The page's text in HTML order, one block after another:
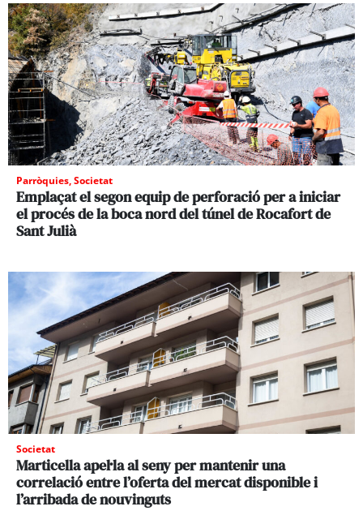
Parròquies,Societat
Emplaçat el segon equip de perforació per a iniciar
el procés de la boca nord del túnel de Rocafort de
Sant Julià
Societat
Marticella apel·la al seny per mantenir una
correlació entre l’oferta del mercat disponible i
l’arribada de nouvinguts